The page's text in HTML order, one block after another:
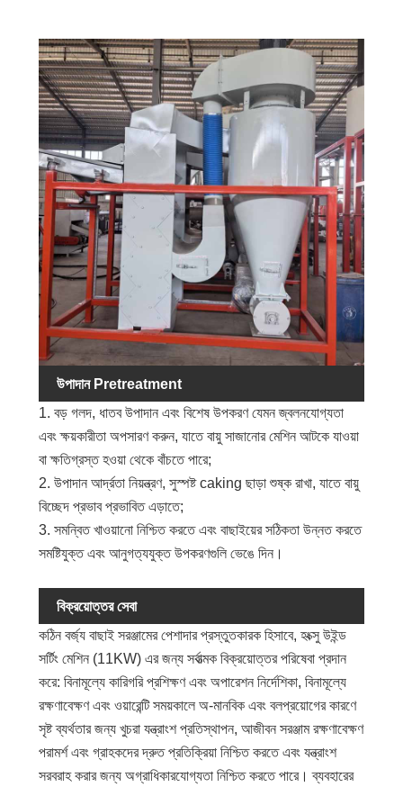
উপাদান Pretreatment
1. বড় গলদ, ধাতব উপাদান এবং বিশেষ উপকরণ যেমন জ্বলনযোগ্যতা
এবং ক্ষয়কারীতা অপসারণ করুন, যাতে বায়ু সাজানোর মেশিন আটকে যাওয়া
বা ক্ষতিগ্রস্ত হওয়া থেকে বাঁচতে পারে;
2. উপাদান আর্দ্রতা নিয়ন্ত্রণ, সুস্পষ্ট caking ছাড়া শুষ্ক রাখা, যাতে বায়ু
বিচ্ছেদ প্রভাব প্রভাবিত এড়াতে;
3. সমন্বিত খাওয়ানো নিশ্চিত করতে এবং বাছাইয়ের সঠিকতা উন্নত করতে
সমষ্টিযুক্ত এবং আনুগত্যযুক্ত উপকরণগুলি ভেঙে দিন।
বিক্রয়োত্তর সেবা
কঠিন বর্জ্য বাছাই সরঞ্জামের পেশাদার প্রস্তুতকারক হিসাবে, হংক্সু উইন্ড
সর্টিং মেশিন (11KW) এর জন্য সর্বাত্মক বিক্রয়োত্তর পরিষেবা প্রদান
করে: বিনামূল্যে কারিগরি প্রশিক্ষণ এবং অপারেশন নির্দেশিকা, বিনামূল্যে
রক্ষণাবেক্ষণ এবং ওয়ারেন্টি সময়কালে অ-মানবিক এবং বলপ্রয়োগের কারণে
সৃষ্ট ব্যর্থতার জন্য খুচরা যন্ত্রাংশ প্রতিস্থাপন, আজীবন সরঞ্জাম রক্ষণাবেক্ষণ
পরামর্শ এবং গ্রাহকদের দ্রুত প্রতিক্রিয়া নিশ্চিত করতে এবং যন্ত্রাংশ
সরবরাহ করার জন্য অগ্রাধিকারযোগ্যতা নিশ্চিত করতে পারে। ব্যবহারের